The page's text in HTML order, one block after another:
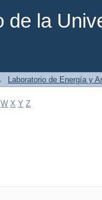
de la
Laboratorio de Energía y
W X Y Z